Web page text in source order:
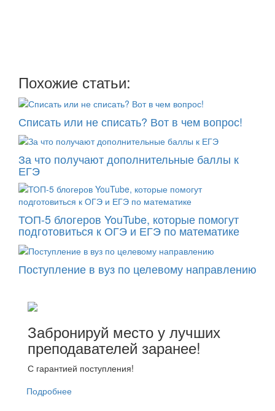
Похожие статьи:
Списать или не списать? Вот в чем вопрос!
За что получают дополнительные баллы к
ЕГЭ
ТОП-5 блогеров YouTube, которые помогут
подготовиться к ОГЭ и ЕГЭ по математике
Поступление в вуз по целевому направлению
Забронируй место у лучших
преподавателей заранее!
С гарантией поступления!
Подробнее